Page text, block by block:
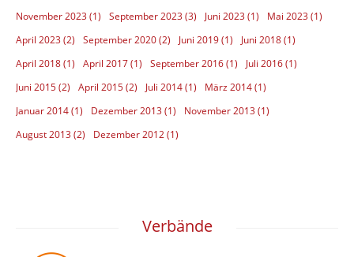
November 2023 (1) September 2023 (3) Juni 2023 (1)
Mai 2023 (1)
April 2023 (2)
September 2020 (2) Juni 2019 (1)
Juni 2018 (1)
April 2018 (1)
April 2017 (1) September 2016 (1)
Juli 2016 (1)
Juni 2015 (2)
April 2015 (2) Juli 2014 (1)
März 2014 (1)
Januar 2014 (1)
Dezember 2013 (1)
November 2013 (1)
August 2013 (2)
Dezember 2012 (1)
Verbände